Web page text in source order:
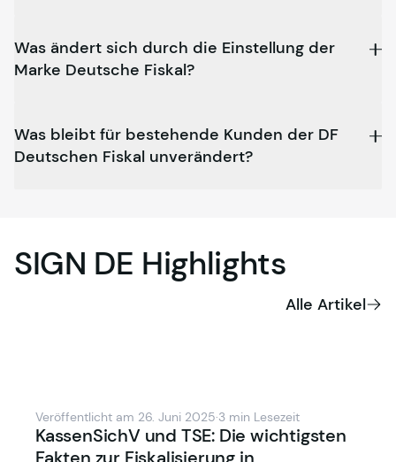
Was ändert sich durch die Einstellung der
Marke Deutsche Fiskal?
Was bleibt für bestehende Kunden der DF
Deutschen Fiskal unverändert?
SIGN DE Highlights
Alle Artikel
Veröffentlicht am 26. Juni 2025·3 min Lesezeit
KassenSichV und TSE: Die wichtigsten
Fakten zur Fiskalisierung in